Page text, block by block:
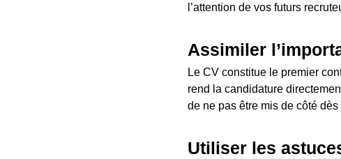
l’attention de vos futurs
Assimiler
Le CV constitue le premier
rend la candidature
de ne pas être mis de côté
Utiliser les